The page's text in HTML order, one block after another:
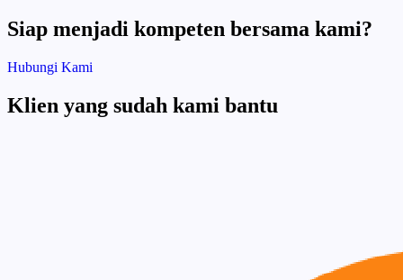
Siap menjadi kompeten bersama kami?
Hubungi Kami
Klien yang sudah kami bantu